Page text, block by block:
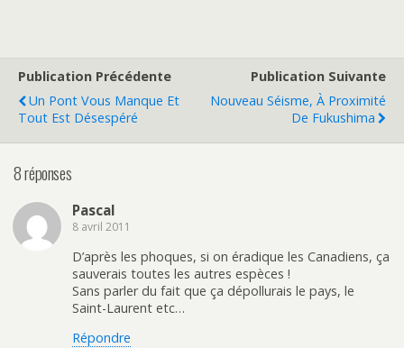
Publication Précédente
Un Pont Vous Manque Et
Tout Est Désespéré
Publication Suivante
Nouveau Séisme, À Proximité
De Fukushima
8 réponses
Pascal
8 avril 2011
D’après les phoques, si on éradique les Canadiens, ça
sauverais toutes les autres espèces !
Sans parler du fait que ça dépollurais le pays, le
Saint-Laurent etc…
Répondre